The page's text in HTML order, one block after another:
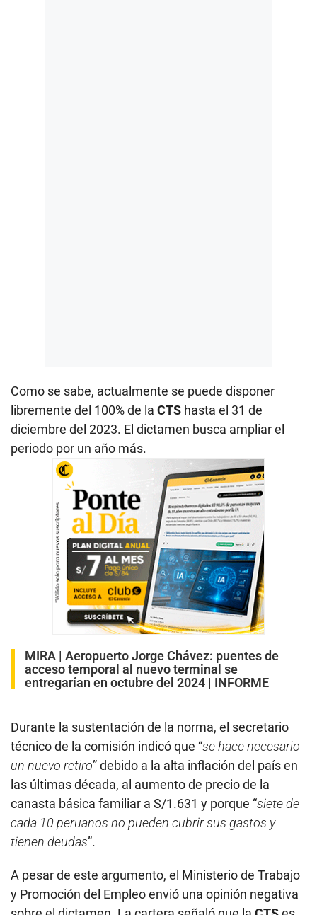
Como se sabe, actualmente se puede disponer
libremente del 100% de la CTS hasta el 31 de
diciembre del 2023. El dictamen busca ampliar el
periodo por un año más.
MIRA | Aeropuerto Jorge Chávez: puentes de
acceso temporal al nuevo terminal se
entregarían en octubre del 2024 | INFORME
Durante la sustentación de la norma, el secretario
técnico de la comisión indicó que “se hace necesario
un nuevo retiro” debido a la alta inflación del país en
las últimas década, al aumento de precio de la
canasta básica familiar a S/1.631 y porque “siete de
cada 10 peruanos no pueden cubrir sus gastos y
tienen deudas”.
A pesar de este argumento, el Ministerio de Trabajo
y Promoción del Empleo envió una opinión negativa